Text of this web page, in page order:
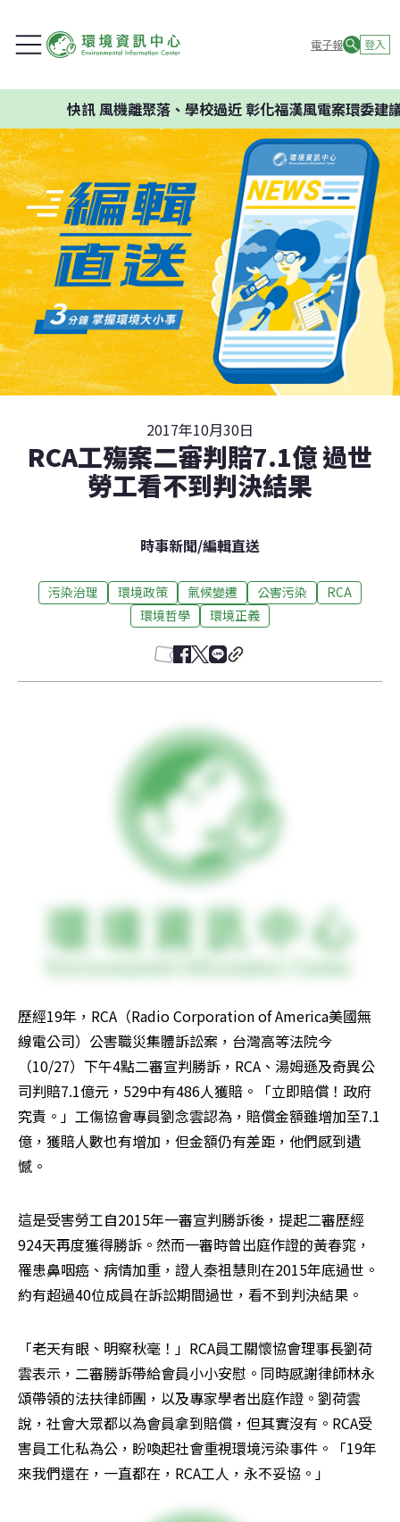
電子報 登入
風機離聚落、學校過近 彰化福漢風電案環委建議不應開
2017年10月30日
RCA工殤案二審判賠7.1億 過世
勞工看不到判決結果
時事新聞/編輯直送
污染治理 環境政策 氣候變遷 公害污染
RCA
環境哲學
環境正義
歷經19年，RCA（Radio Corporation of America美國無
線電公司）公害職災集體訴訟案，台灣高等法院今
（10/27）下午4點二審宣判勝訴，RCA、湯姆遜及奇異公
司判賠7.1億元，529中有486人獲賠。「立即賠償！政府
究責。」工傷協會專員劉念雲認為，賠償金額雖增加至7.1
億，獲賠人數也有增加，但金額仍有差距，他們感到遺
憾。
這是受害勞工自2015年一審宣判勝訴後，提起二審歷經
924天再度獲得勝訴。然而一審時曾出庭作證的黃春窕，
罹患鼻咽癌、病情加重，證人秦祖慧則在2015年底過世。
約有超過40位成員在訴訟期間過世，看不到判決結果。
「老天有眼、明察秋毫！」RCA員工關懷協會理事長劉荷
雲表示，二審勝訴帶給會員小小安慰。同時感謝律師林永
頌帶領的法扶律師團，以及專家學者出庭作證。劉荷雲
說，社會大眾都以為會員拿到賠償，但其實沒有。RCA受
害員工化私為公，盼喚起社會重視環境污染事件。「19年
來我們還在，一直都在，RCA工人，永不妥協。」